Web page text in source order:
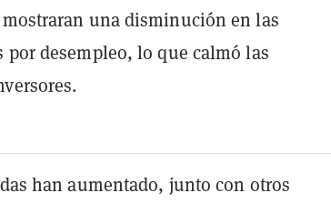
una disminución en las
desempleo, lo que calmó las
han aumentado, junto con otros